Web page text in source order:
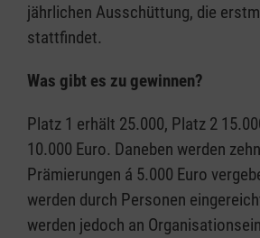
jährlichen Ausschüttung, die
stattfindet.
Was gibt es zu gewinnen?
Platz 1 erhält 25.000, Platz 2
10.000 Euro. Daneben werden
Prämierungen á 5.000 Euro
werden durch Personen
werden jedoch an